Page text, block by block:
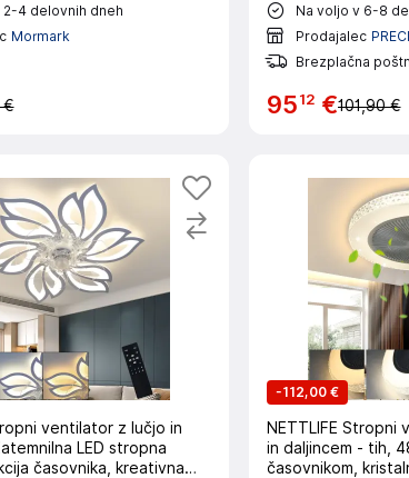
2-4 delovnih dneh
Mormark
€
Na voljo v 6-8
Prodajalec
Brezplačna
9512 €101,90 €
ventilator z lučjo in
LED stropna
časovnika, kreativna
-112,00 €
NETTLIFE Stropni
in daljincem - tih,
časovnikom,